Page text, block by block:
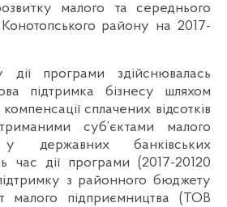
малого та середнього
району на 2017-
дії програми здійснювалась
підтримка бізнесу шляхом
сплачених відсотків
суб’єктами малого
у державних банківських
час дії програми (2017-20120
з районного бюджету
малого підприємництва (ТОВ